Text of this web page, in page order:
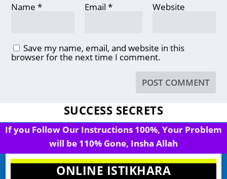
Name* Email * Website
Save my name, email, and website in this
browser for the next time I comment.
SUCCESS SECRETS
If you Follow Our Instructions 100%, Your Problem
will be 110% Gone, Insha Allah
ONLINE ISTIKHARA